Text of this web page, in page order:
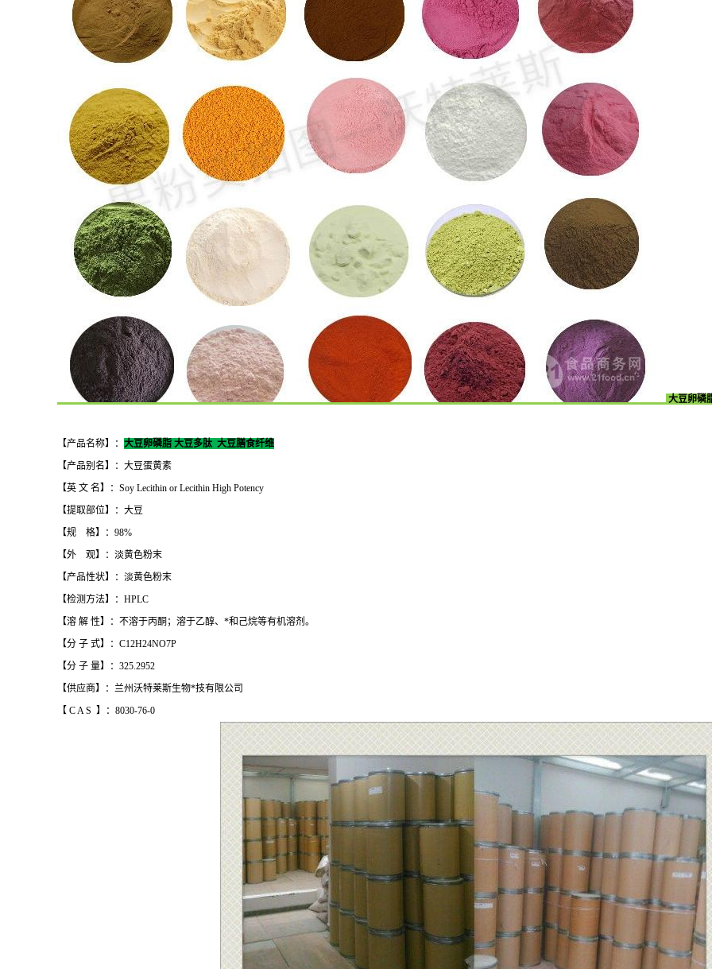
大豆卵磷
【产品名称】： 大豆卵磷脂 大豆多肽 大豆膳食纤维
【产品别名】：大豆蛋黄素
【英 文 名】：Soy Lecithin or Lecithin High Potency
【提取部位】：大豆
【规 格】：98%
【外 观】：淡黄色粉末
【产品性状】：淡黄色粉末
【检测方法】：HPLC
【溶 解 性】：不溶于丙酮；溶于乙醇、*和己烷等有机溶剂。
【分 子 式】：C12H24NO7P
【分 子 量】：325.2952
【供应商】：兰州沃特莱斯生物*技有限公司
【 C A S 】：8030-76-0